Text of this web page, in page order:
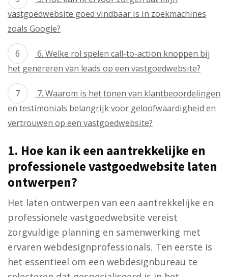
vastgoedwebsite goed vindbaar is in zoekmachines
zoals Google?
6. Welke rol spelen call-to-action knoppen bij
het genereren van leads op een vastgoedwebsite?
7. Waarom is het tonen van klantbeoordelingen
en testimonials belangrijk voor geloofwaardigheid en
vertrouwen op een vastgoedwebsite?
1. Hoe kan ik een aantrekkelijke en
professionele vastgoedwebsite laten
ontwerpen?
Het laten ontwerpen van een aantrekkelijke en
professionele vastgoedwebsite vereist
zorgvuldige planning en samenwerking met
ervaren webdesignprofessionals. Ten eerste is
het essentieel om een webdesignbureau te